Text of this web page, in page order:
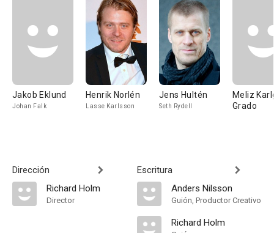
Jakob Eklund
Johan Falk
Henrik Norlén
Lasse Karlsson
Jens Hultén
Seth Rydell
Meliz
Grado
Dirección
Richard Holm
Director
Escritura
Anders Nilsson
Guión, Productor Creativo
Richard Holm